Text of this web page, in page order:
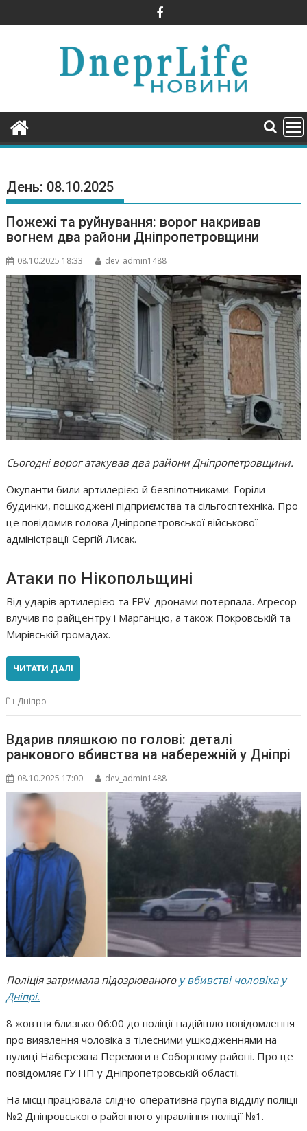
to
День: 08.10.2025
Пожежі та руйнування: ворог накривав
вогнем два райони Дніпропетровщини
08.10.2025 18:33 dev_admin1488
Сьогодні ворог атакував два райони Дніпропетровщини.
Окупанти били артилерією й безпілотниками. Горіли
будинки, пошкоджені підприємства та сільгосптехніка. Про
це повідомив голова Дніпропетровської військової
адміністрації Сергій Лисак.
Атаки по Нікопольщині
Від ударів артилерією та FPV-дронами потерпала. Агресор
влучив по райцентру і Марганцю, а також Покровській та
Мирівській громадах.
ЧИТАТИ ДАЛІ
Дніпро
Вдарив пляшкою по голові: деталі
ранкового вбивства на набережній у Дніпрі
08.10.2025 17:00 dev_admin1488
Поліція затримала підозрюваного у вбивстві чоловіка у
Дніпрі.
8 жовтня близько 06:00 до поліції надійшло повідомлення
про виявлення чоловіка з тілесними ушкодженнями на
вулиці Набережна Перемоги в Соборному районі. Про це
повідомляє ГУ НП у Дніпропетровській області.
На місці працювала слідчо-оперативна група відділу поліції
№2 Дніпровського районного управління поліції №1.